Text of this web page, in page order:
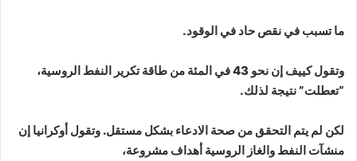
ما تسبب في نقص حاد في الوقود.
وتقول كييف إن نحو 43 في المئة من طاقة تكرير النفط الروسية،
“تعطلت” نتيجة لذلك.
لكن لم يتم التحقق من صحة الادعاء بشكل مستقل. وتقول أوكرانيا إن
منشآت النفط والغاز الروسية أهداف مشروعة،